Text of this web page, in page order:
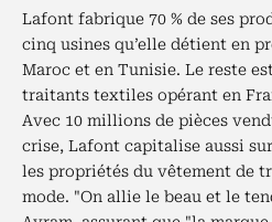
Lafont fabrique 70 % de ses
cinq usines qu’elle détient en
Maroc et en Tunisie. Le reste
traitants textiles opérant en
Avec 10 millions de pièces
crise, Lafont capitalise aussi
les propriétés du vêtement de
mode. "On allie le beau et le